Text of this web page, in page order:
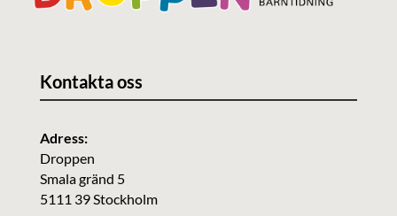
Kontakta oss
Adress:
Droppen
Smala gränd 5
5111 39 Stockholm